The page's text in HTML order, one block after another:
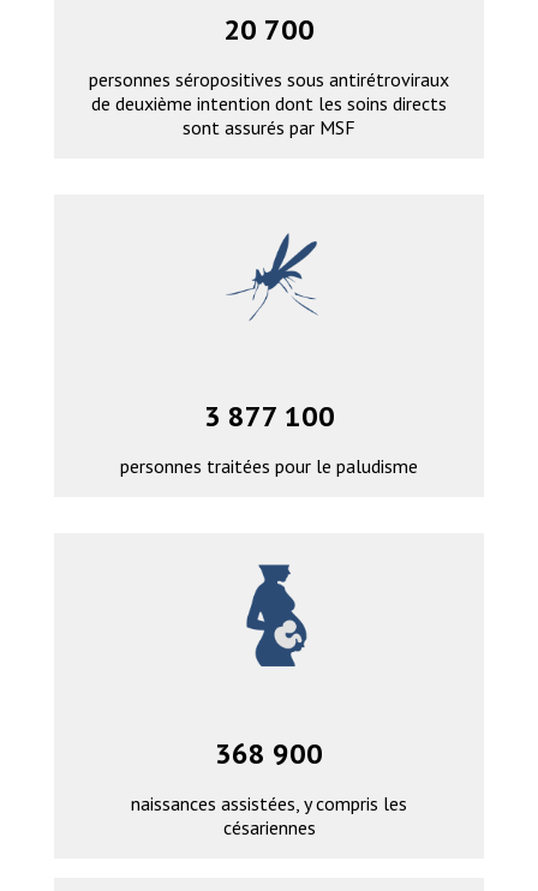
20 700
personnes séropositives sous antirétroviraux
de deuxième intention dont les soins directs
sont assurés par MSF
3 877 100
personnes traitées pour le paludisme
368 900
naissances assistées, y compris les
césariennes